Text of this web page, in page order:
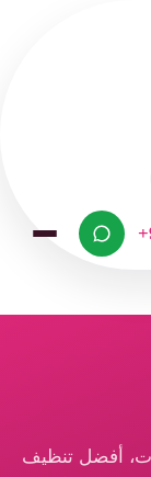
أفضل تنظيف